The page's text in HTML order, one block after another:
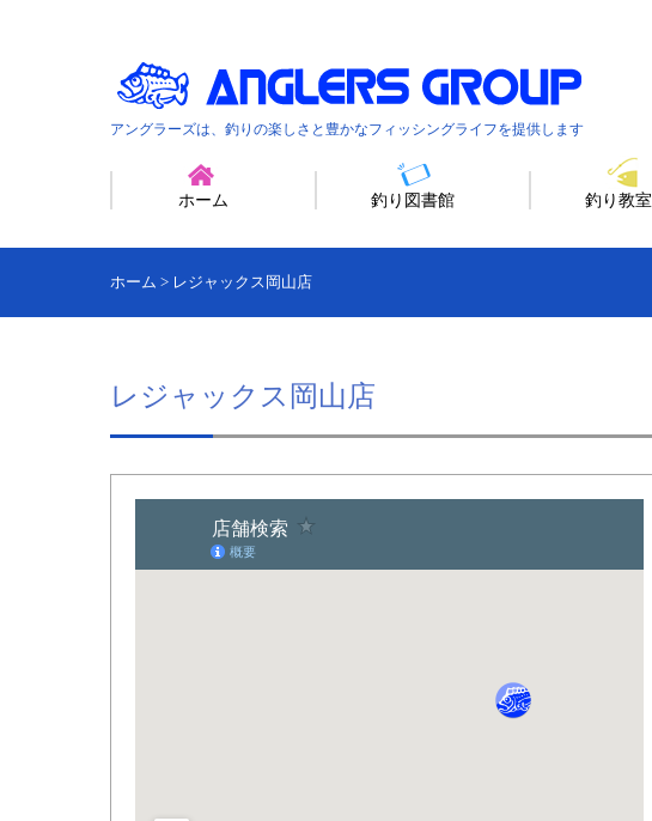
アングラーズは、釣りの楽しさと豊かなフィッシングライフを提供します
ホーム 釣り図書館 釣り教室
ホーム > レジャックス岡山店
レジャックス岡山店